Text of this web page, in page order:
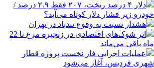
دلار ۴ درصد ریخت، ۲۰۷ فقط ۲.۹ درصد /
خودرو زیر فشار دلار کوتاه می‌آید؟
هشدار نسبت به وفوع تندباد در تهران
اثر شوک‌های اقتصادی در زنجیره مرغ تا 22
ماه باقی می‌ماند
عملیات اجرایی فاز نخست پروژه قطار
شهری فردیس، آغاز می‌شود